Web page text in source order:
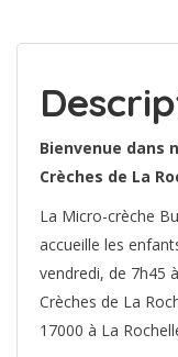
Bienvenue dans
Crèches de La
La Micro-crèche
accueille les
vendredi, de 7h45
Crèches de La
17000 à La